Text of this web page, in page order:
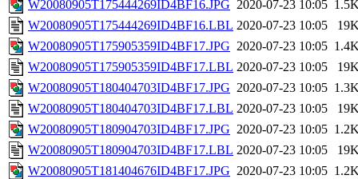
W20080905T175444269ID4BF16.JPG 2020-07-23 10:05
W20080905T175444269ID4BF16.LBL 2020-07-23 10:05
W20080905T175905359ID4BF17.JPG 2020-07-23 10:05
W20080905T175905359ID4BF17.LBL 2020-07-23 10:05
W20080905T180404703ID4BF17.JPG 2020-07-23 10:05
W20080905T180404703ID4BF17.LBL 2020-07-23 10:05
W20080905T180904703ID4BF17.JPG 2020-07-23 10:05
W20080905T180904703ID4BF17.LBL 2020-07-23 10:05
W20080905T181404676ID4BF17.JPG 2020-07-23 10:05